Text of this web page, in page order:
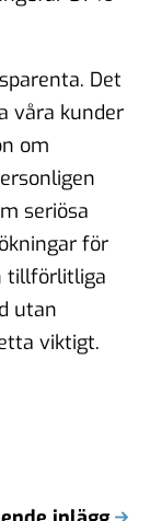
Det
våra kunder
om
seriösa
för
tillförlitliga
utan
viktigt.